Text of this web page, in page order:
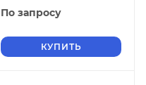
По запросу
КУПИТЬ